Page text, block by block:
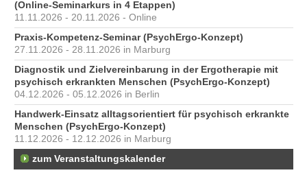
(Online-Seminarkurs in 4 Etappen)
11.11.2026 - 20.11.2026 - Online
Praxis-Kompetenz-Seminar (PsychErgo-Konzept)
27.11.2026 - 28.11.2026 in Marburg
Diagnostik und Zielvereinbarung in der Ergotherapie mit
psychisch erkrankten Menschen (PsychErgo-Konzept)
04.12.2026 - 05.12.2026 in Berlin
Handwerk-Einsatz alltagsorientiert für psychisch erkrankte
Menschen (PsychErgo-Konzept)
11.12.2026 - 12.12.2026 in Marburg
zum Veranstaltungskalender